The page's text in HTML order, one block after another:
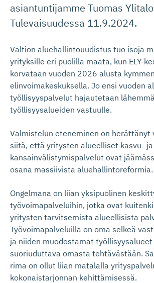
asiantuntijamme Tuomas
Tulevaisuudessa 11.9.2024.
Valtion aluehallintouudistus tuo isoja
yrityksille eri puolilla maata, kun ELY-
korvataan vuoden 2026 alusta
elinvoimakeskuksella. Jo ensi vuoden
työllisyyspalvelut hajautetaan
työllisyysalueiden vastuulle.
Valmistelun eteneminen on herättänyt
siitä, että yritysten alueelliset kasvu- ja
kansainvälistymispalvelut ovat
osana massiivista aluehallintoreformia.
Ongelmana on liian yksipuolinen
työvoimapalveluihin, jotka ovat
yritysten tarvitsemista alueellisista
Työvoimapalveluilla on oma selkeä
ja niiden muodostamat työllisyysalueet
suoriuduttava omasta tehtävästään.
rima on ollut liian matalalla
kokonaistarjonnan kehittämisessä.